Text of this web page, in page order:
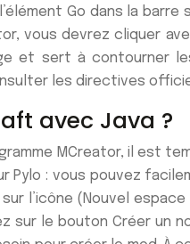
Go dans la
vous devrez cliquer
et sert à
les directives
avec Java ?
MCreator, il est
Pylo : vous pouvez
l’icône (Nouvel
le bouton Créer un